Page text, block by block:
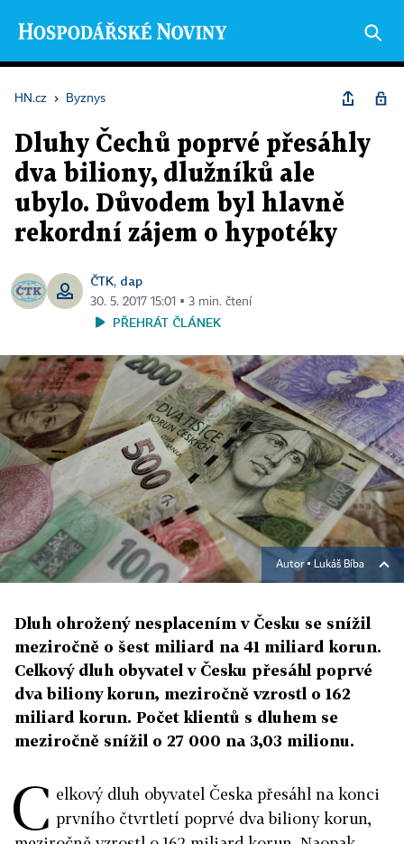
HN.cz › Byznys
Dluhy Čechů poprvé přesáhly
dva biliony, dlužníků ale
ubylo. Důvodem byl hlavně
rekordní zájem o hypotéky
ČTK, dap
30. 5. 2017 15:01 ▪ 3 min. čtení
PŘEHRÁT ČLÁNEK
Autor ▪ Lukáš Bíba
Dluh ohrožený nesplacením v Česku se snížil
meziročně o šest miliard na 41 miliard korun.
Celkový dluh obyvatel v Česku přesáhl poprvé
dva biliony korun, meziročně vzrostl o 162
miliard korun. Počet klientů s dluhem se
meziročně snížil o 27 000 na 3,03 milionu.
C elkový dluh obyvatel Česka přesáhl na konci
prvního čtvrtletí poprvé dva biliony korun,